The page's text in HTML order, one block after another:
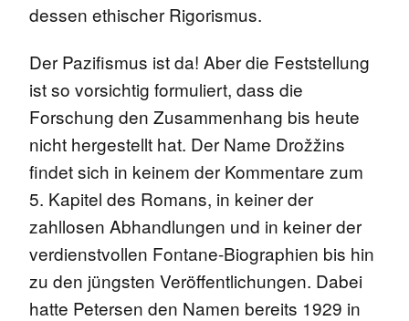
dessen ethischer Rigorismus.
Der Pazifismus ist da! Aber die Feststellung
ist so vorsichtig formuliert, dass die
Forschung den Zusammenhang bis heute
nicht hergestellt hat. Der Name Drožžins
findet sich in keinem der Kommentare zum
5. Kapitel des Romans, in keiner der
zahllosen Abhandlungen und in keiner der
verdienstvollen Fontane-Biographien bis hin
zu den jüngsten Veröffentlichungen. Dabei
hatte Petersen den Namen bereits 1929 in